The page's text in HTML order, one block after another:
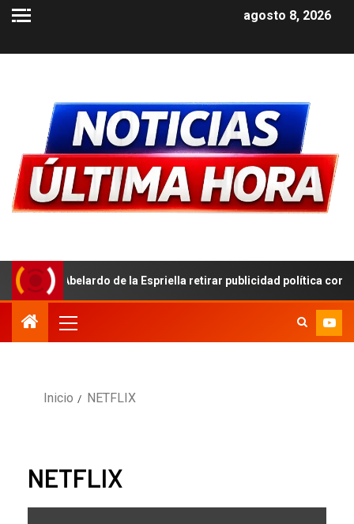
agosto 8, 2026
la Espriella retirar publicidad política con símbolos patrios
Inicio NETFLIX
NETFLIX